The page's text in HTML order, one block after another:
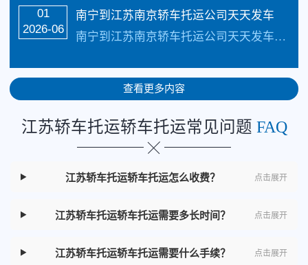
01
2026-06
南宁到江苏南京轿车托运公司天天发车
南宁到江苏南京轿车托运公司天天发车_四川俊亚物流公司（133-5002-3601）每天发车【承接业务】：私家车托运、轿车托运、小轿车托运、越野车托运、商务车托运…
查看更多内容
江苏轿车托运轿车托运常见问题 FAQ
江苏轿车托运轿车托运怎么收费？ 点击展开
江苏轿车托运轿车托运需要多长时间？ 点击展开
江苏轿车托运轿车托运需要什么手续？ 点击展开